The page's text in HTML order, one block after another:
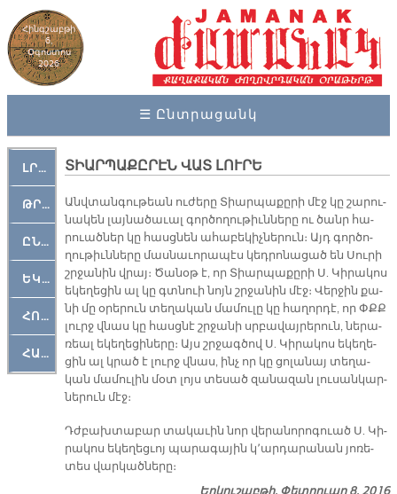
Հինգշաբթի
6,
Օգոստոս
2026
☰ Ընտրացանկ
ԼՐԱՀՈՍ
ԹՐՔԱՀԱՅ ԿԵԱՆՔ
ԸՆԿԵՐԱՄՇԱԿՈՒԹԱՅԻՆ
ԵԿԵՂԵՑԱԿԱՆ
ՀՈԳԵՄՏԱՒՈՐ
ՀԱՐԹԱԿ
ՏԻԱՐՊԱՔԸՐԷՆ ՎԱՏ ԼՈՒՐԵ
Անվ­տան­գու­թեան ու­ժե­րը Տիար­պա­քը­րի մէջ կը շա­րու­
նա­կեն լայ­նա­ծա­ւալ գոր­ծո­ղու­թիւն­նե­րը ու ծանր հա­
րուած­ներ կը հասց­նեն ա­հա­բե­կիչ­նե­րուն։ Այդ գոր­ծո­
ղու­թիւն­նե­րը մաս­նա­ւո­րա­պէս կեդ­րո­նա­ցած են Սու­րի
շրջա­նին վրայ։ Ծա­նօթ է, որ Տիար­պա­քը­րի Ս. Կի­րա­կոս
ե­կե­ղե­ցին ալ կը գտնուի նոյն շրջա­նին մէջ։ Վեր­ջին քա­
նի մը օ­րե­րուն տե­ղա­կան մա­մու­լը կը հա­ղոր­դէ, որ ՓՔՔ
լուրջ վնաս կը հասց­նէ շրջա­նի սրբա­վայ­րե­րուն, նե­րա­
ռեալ ե­կե­ղե­ցի­նե­րը։ Այս շրջագ­ծով Ս. Կի­րա­կոս ե­կե­ղե­
ցին ալ կրած է լուրջ վնաս, ինչ որ կը ցո­լա­նայ տե­ղա­
կան մա­մու­լին մօտ լոյս տե­սած զա­նա­զան լու­սան­կար­
նե­րուն մէջ։
Դժբախ­տա­բար տա­կա­ւին նոր վե­րա­նո­րո­գուած Ս. Կի­
րա­կոս ե­կե­ղեց­ւոյ պա­րա­գա­յին կ՚ար­դա­րա­նան յո­ռե­
տես վար­կած­նե­րը։